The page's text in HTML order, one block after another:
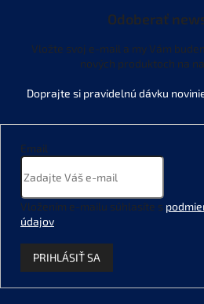
Odoberať
Vložte svoj e-mail a my Vám
nových produktoch na
Email
Vložením e-mailu súhlasíte s
údajov.
PRIHLÁSIŤ SA